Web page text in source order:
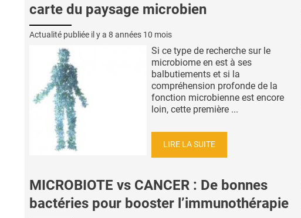
carte du paysage microbien
Actualité publiée il y a 8 années 10 mois
Si ce type de recherche sur le
microbiome en est à ses
balbutiements et si la
compréhension profonde de la
fonction microbienne est encore
loin, cette première ...
LIRE LA SUITE
MICROBIOTE vs CANCER : De bonnes
bactéries pour booster l’immunothérapie